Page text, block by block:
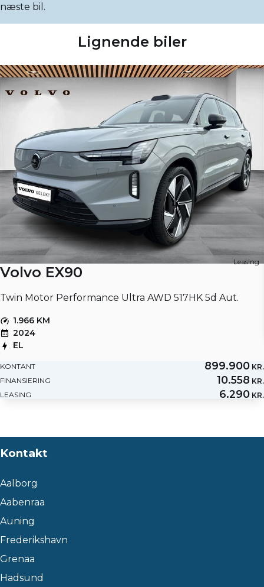
næste bil.
Lignende biler
Leasing
Volvo EX90
Twin Motor Performance Ultra AWD 517HK 5d Aut.
1.966 KM
2024
EL
KONTANT 899.900 KR.
FINANSIERING
10.558 KR.
LEASING
6.290 KR.
Kontakt
Aalborg
Aabenraa
Auning
Frederikshavn
Grenaa
Hadsund